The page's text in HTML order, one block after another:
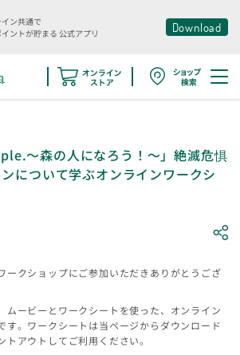
ン共通で
ントが貯まる 公式アプリ Download
～森の人になろう！～」絶滅危惧
について学ぶオンラインワークシ
ークショップにご参加いただきありがとうござ
ムービーとワークシートを使った、オンライン
す。ワークシートは当ページからダウンロード
トアウトしてご利用ください。